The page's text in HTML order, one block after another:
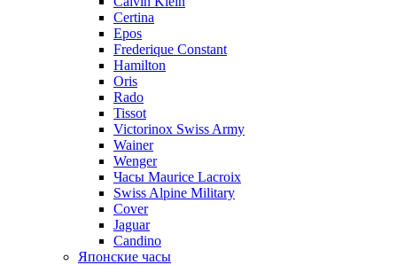
Certina
Epos
Frederique Constant
Hamilton
Oris
Rado
Tissot
Victorinox Swiss Army
Wainer
Wenger
Часы Maurice Lacroix
Swiss Alpine Military
Cover
Jaguar
Candino
Японские часы